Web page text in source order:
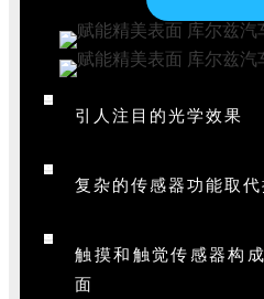
引人注目的光学效果
复杂的传感器功能取
触摸和触觉传感器构
面